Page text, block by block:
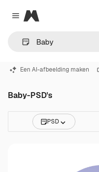
Close menu
Magnific
Een AI-afbeelding maken
Baby-PSD's
PSD